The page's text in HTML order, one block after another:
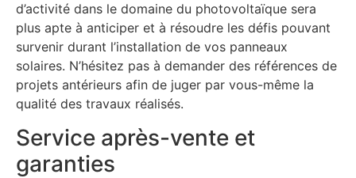
d’activité dans le domaine du photovoltaïque sera
plus apte à anticiper et à résoudre les défis pouvant
survenir durant l’installation de vos panneaux
solaires. N’hésitez pas à demander des références de
projets antérieurs afin de juger par vous-même la
qualité des travaux réalisés.
Service après-vente et
garanties